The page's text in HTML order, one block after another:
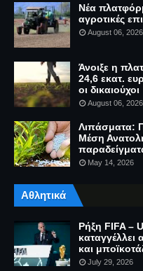
Νέα
αγροτικές
August 06, 2026
Άνοιξε η
24,6 εκατ.
οι δικαιούχοι
August 06, 2026
Λιπάσματα:
Μέση
May 14, 2026
Αθλητικά
Ρήξη FIFA –
καταγγέλλει
και
July 29, 2026